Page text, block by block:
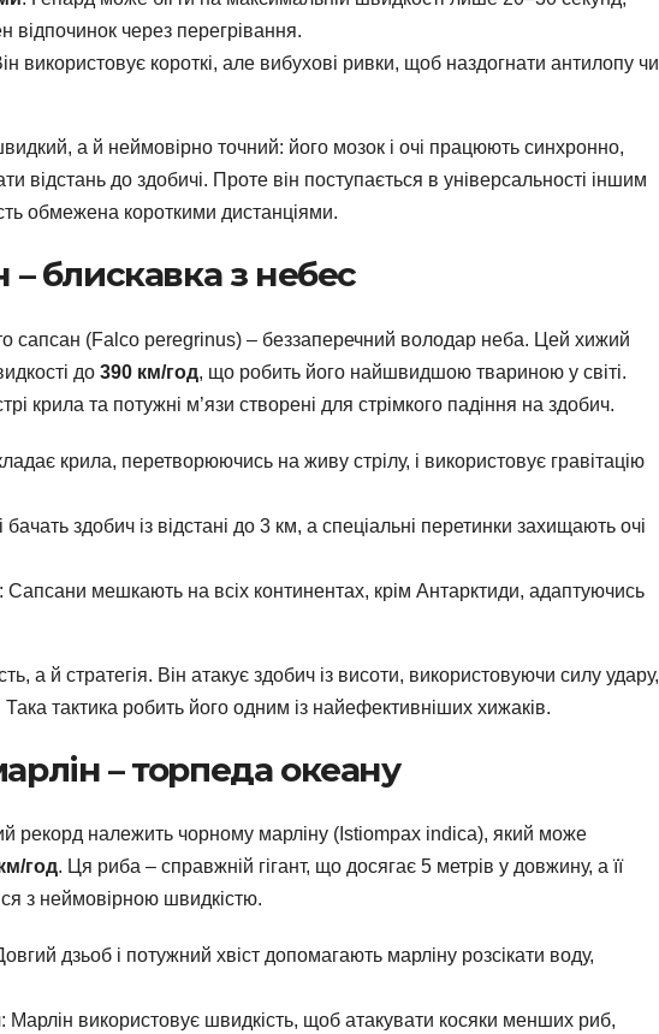
відпочинок через перегрівання.
використовує короткі, але вибухові ривки, щоб наздогнати антилопу чи
а й неймовірно точний: його мозок і очі працюють синхронно,
відстань до здобичі. Проте він поступається в універсальності іншим
обмежена короткими дистанціями.
– блискавка з небес
сапсан (Falco peregrinus) – беззаперечний володар неба. Цей хижий
до 390 км/год, що робить його найшвидшою твариною у світі.
крила та потужні м’язи створені для стрімкого падіння на здобич.
крила, перетворюючись на живу стрілу, і використовує гравітацію
бачать здобич із відстані до 3 км, а спеціальні перетинки захищають очі
: Сапсани мешкають на всіх континентах, крім Антарктиди, адаптуючись
а й стратегія. Він атакує здобич із висоти, використовуючи силу удару,
тактика робить його одним із найефективніших хижаків.
– торпеда океану
рекорд належить чорному марліну (Istiompax indica), який може
год. Ця риба – справжній гігант, що досягає 5 метрів у довжину, а її
з неймовірною швидкістю.
дзьоб і потужний хвіст допомагають марліну розсікати воду,
: Марлін використовує швидкість, щоб атакувати косяки менших риб,